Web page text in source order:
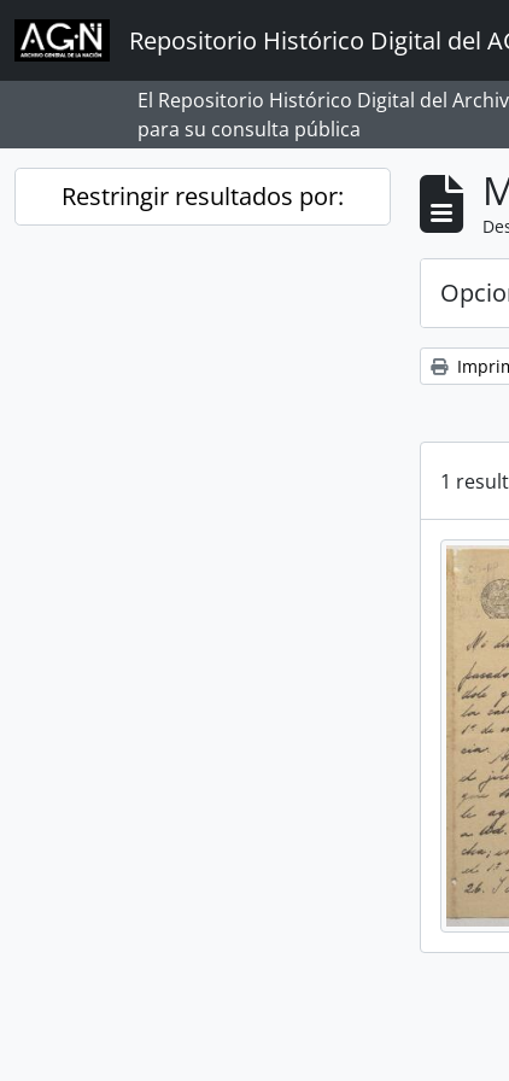
Skip to main content
Repositorio Histórico Digital del
El Repositorio Histórico Digital del
para su consulta pública
Restringir resultados por:
1